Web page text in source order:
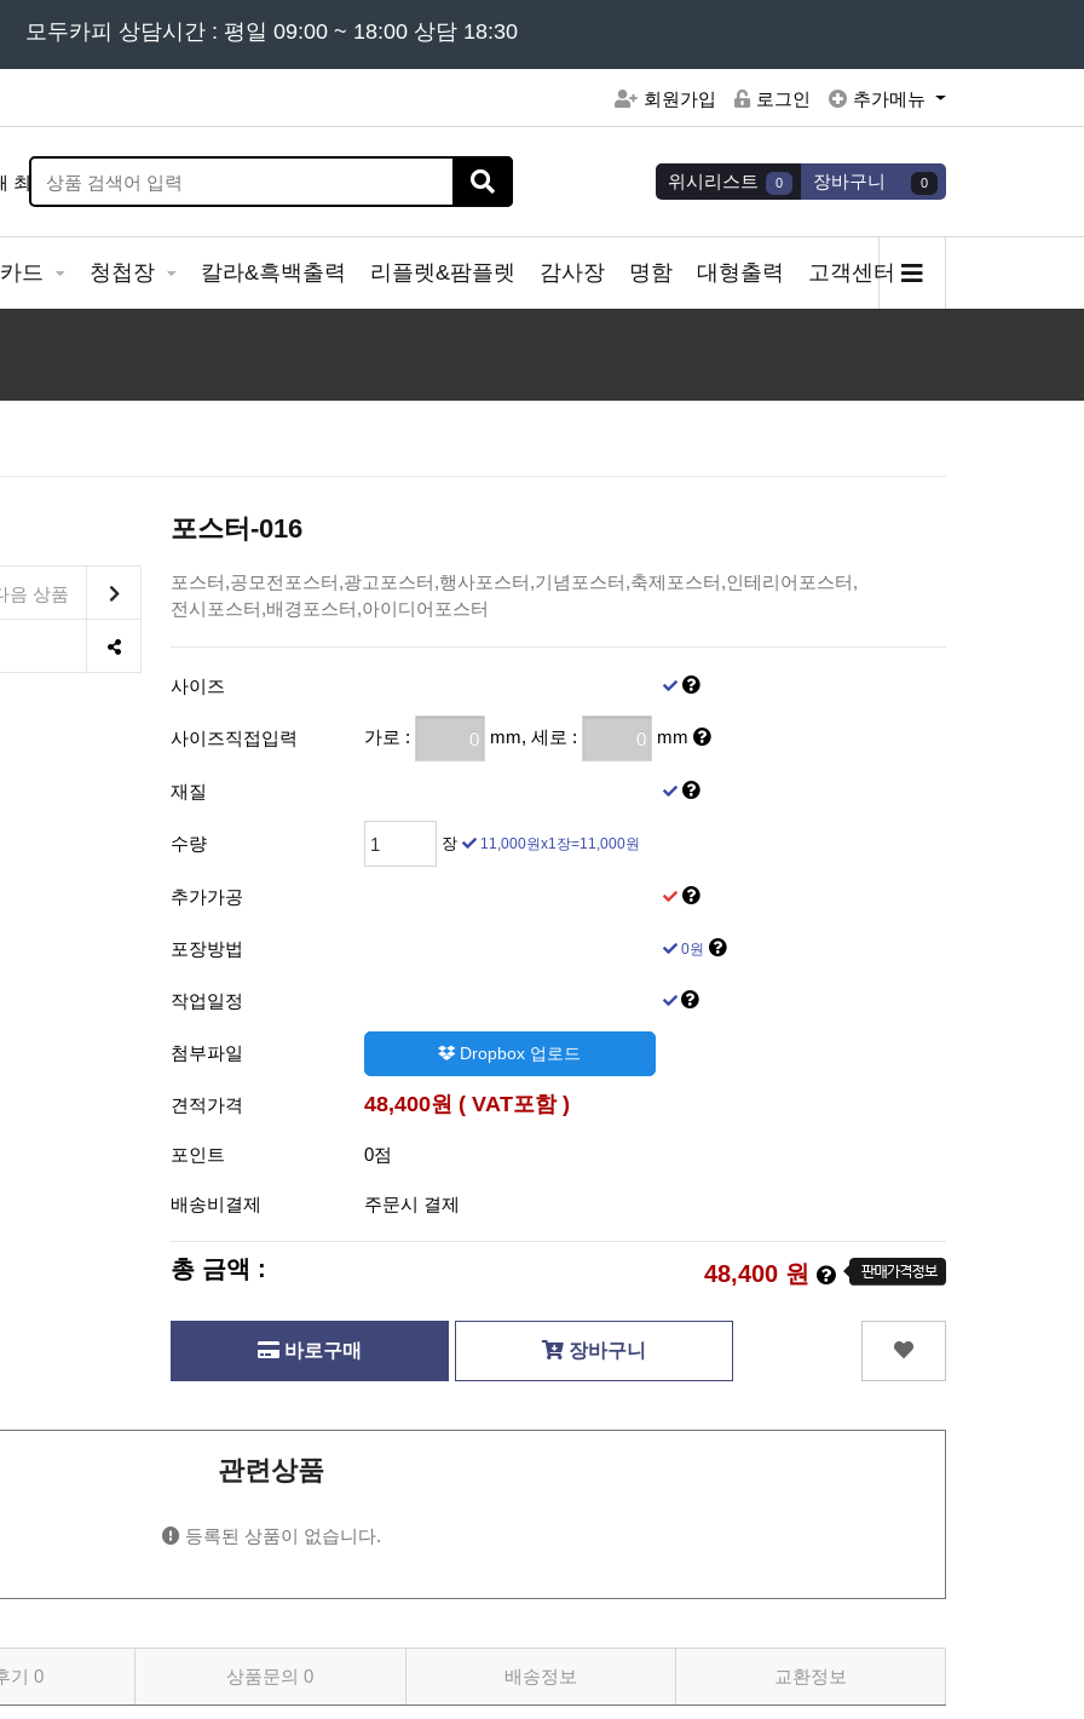
문의는 02) 302 - 7797 및 '견적문의 ' 게시판을 이용해주세요
모두카피 상담시간 : 평일 09:00 ~ 18:00 상담 18:30
회원가입 로그인 추가메뉴
위시리스트 0 장바구니 0
드 청첩장 칼라&흑백출력 리플렛&팜플렛 감사장 명함 대형출력 고객센터
음 상품
포스터-016
포스터,공모전포스터,광고포스터,행사포스터,기념포스터,축제포스터,인테리어포스터,
전시포스터,배경포스터,아이디어포스터
사이즈
사이즈직접입력 가로 : mm, 세로 : mm
재질
수량 장 11,000원x1장=11,000원
추가가공
포장방법 0원
작업일정
첨부파일 Dropbox 업로드
견적가격 48,400원 ( VAT포함 )
포인트 0점
배송비결제 주문시 결제
총 금액 : 48,400 원
바로구매 장바구니
관련상품
등록된 상품이 없습니다.
기0 상품문의0 배송정보 교환정보